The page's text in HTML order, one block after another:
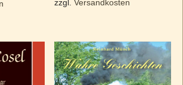
zzgl.Versandkosten